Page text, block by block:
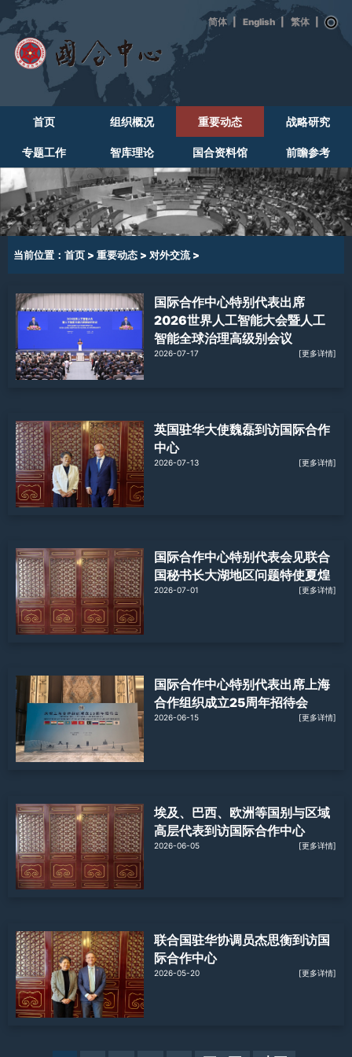
| English
首页 组织概况 重要动态 战略研究
专题工作 智库理论 国合资料馆 前瞻参考
当前位置： 首页> 重要动态> 对外交流>
国际合作中心特别代表出席
2026世界人工智能大会暨人工
智能全球治理高级别会议
2026-07-17 [更多详情]
英国驻华大使魏磊到访国际合作
中心
2026-07-13 [更多详情]
国际合作中心特别代表会见联合
国秘书长大湖地区问题特使夏煌
2026-07-01 [更多详情]
国际合作中心特别代表出席上海
合作组织成立25周年招待会
2026-06-15 [更多详情]
埃及、巴西、欧洲等国别与区域
高层代表到访国际合作中心
2026-06-05 [更多详情]
联合国驻华协调员杰思衡到访国
际合作中心
2026-05-20 [更多详情]